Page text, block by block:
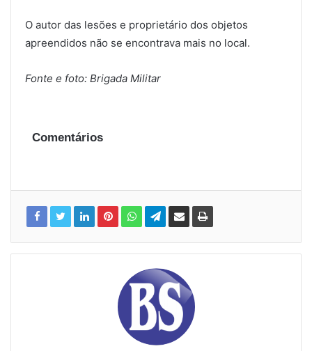
O autor das lesões e proprietário dos objetos
apreendidos não se encontrava mais no local.
Fonte e foto: Brigada Militar
Comentários